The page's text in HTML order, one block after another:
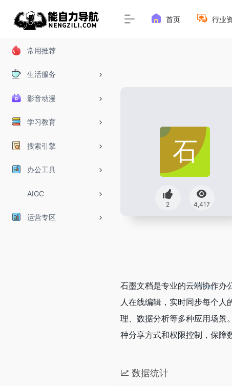
常用推荐
生活服务
影音动漫
学习教育
搜索引擎
办公工具
AIGC
运营专区
首页 行业
2 4,417
石墨文档是专业的云端协作办
人在线编辑，实时同步每个人
理、数据分析等多种应用场景
种分享方式和权限控制，保障
数据统计